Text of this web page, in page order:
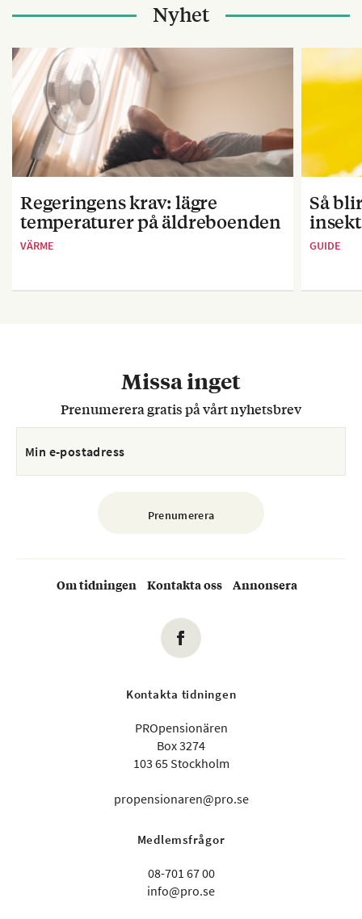
Nyhet
Regeringens krav: lägre
temperaturer på äldreboenden
VÄRME
Så
GUIDE
Missa inget
Prenumerera gratis på vårt nyhetsbrev
Om tidningen Kontakta oss Annonsera
Kontakta tidningen
PROpensionären
Box 3274
103 65 Stockholm
propensionaren@pro.se
Medlemsfrågor
08-701 67 00
info@pro.se